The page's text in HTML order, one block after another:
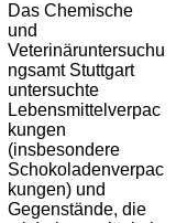
Das Chemische
und
Veterinäruntersuchu
ngsamt Stuttgart
untersuchte
Lebensmittelverpac
kungen
(insbesondere
Schokoladenverpac
kungen) und
Gegenstände, die